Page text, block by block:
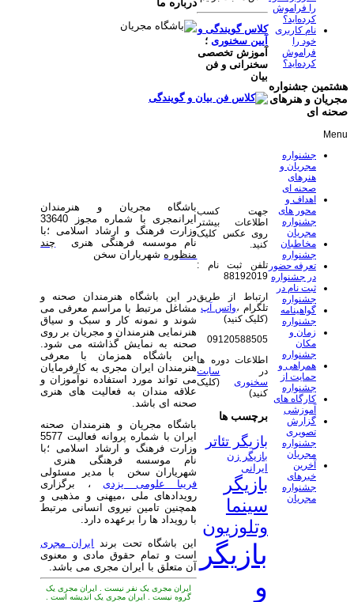
باشگاه مجریان و هنرمندان
ایرانمجری با شماره مجوز 33640
وزارت فرهنگ و ارشاد اسلامی ؛با
نام موسسه فرهنگی هنری چند
منظوره شهریاران سخن
در این باشگاه هنرمندان صحنه و
مشاغل مرتبط با مراسم معرفی می
شوند و نمونه کار و سبک و سیاق
هنرنمایی هنرمندان و مجریان بر روی
صحنه به نمایش گذاشته می شود.
این باشگاه همزمان با معرفی
هنرمندان ایران مجری به کارفرمایان
می تواند مورد استفاده نوآموزان و
علاقه مندان به فعالیت های هنری
صحنه ای باشد.
باشگاه مجریان و هنرمندان صحنه
ایران با شماره پروانه فعالیت 5577
وزارت فرهنگ و ارشاد اسلامی ؛با
نام موسسه فرهنگی هنری
شهریاران سخن با مدیر مسئولی
فریبا علومی یزدی ، برگزاری
رویدادهای ملی ،میهنی و مذهبی و
همچنین تامین نیروی انسانی مرتبط
با رویداد ها را برعهده دارد.
این باشگاه تحت برند ایران مجری
است و تمام حقوق مادی و معنوی
آن متعلق با ایران مجری می باشد.
ایران مجری یک نفر نیست . ایران مجری یک
گروه نیست . ایران مجری یک اندیشه است .
کلاس گویندگی و
آیین سخنوری ؛
آموزش تخصصی
سخنرانی و فن
بیان
جهت کسب
اطلاعات بیشتر
روی عکس کلیک
کنید.
تلفن ثبت نام :
88192019
ارتباط از طریق
تلگرام ،واتس آپ
(کلیک کنید)
09120588505
اطلاعات دوره ها
در
سایت
سخنوری (کلیک
کنید)
برچسب ها
بازیگر تئاتر
بازیگر زن
ایرانی
بازیگر
سینما
وتلوزیون
بازیگر
و
را فراموش
کرده‌اید؟
نام کاربری
خود را
فراموش
کرده‌اید؟
هشتمین جشنواره
مجریان و هنرهای
صحنه ای
Menu
جشنواره
مجریان و
هنرهای
صحنه ای
اهداف و
محور های
جشنواره
مجریان
مخاطبان
جشنواره
تعرفه حضور
در جشنواره
ثبت نام در
جشنواره
گواهینامه
جشنواره
زمان و
مکان
جشنواره
همراهی و
حمایت از
جشنواره
کارگاه های
آموزشی
گزارش
تصویری
جشنواره
مجریان
آخرین
خبرهای
جشنواره
مجریان